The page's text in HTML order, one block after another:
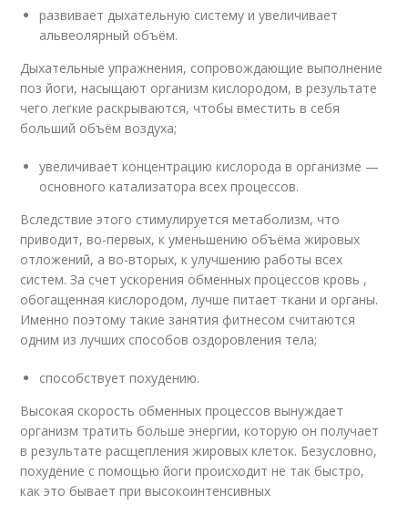
развивает дыхательную систему и увеличивает
альвеолярный объём.
Дыхательные упражнения, сопровождающие выполнение
поз йоги, насыщают организм кислородом, в результате
чего легкие раскрываются, чтобы вместить в себя
больший объём воздуха;
увеличивает концентрацию кислорода в организме —
основного катализатора всех процессов.
Вследствие этого стимулируется метаболизм, что
приводит, во-первых, к уменьшению объёма жировых
отложений, а во-вторых, к улучшению работы всех
систем. За счет ускорения обменных процессов кровь ,
обогащенная кислородом, лучше питает ткани и органы.
Именно поэтому такие занятия фитнесом считаются
одним из лучших способов оздоровления тела;
способствует похудению.
Высокая скорость обменных процессов вынуждает
организм тратить больше энергии, которую он получает
в результате расщепления жировых клеток. Безусловно,
похудение с помощью йоги происходит не так быстро,
как это бывает при высокоинтенсивных